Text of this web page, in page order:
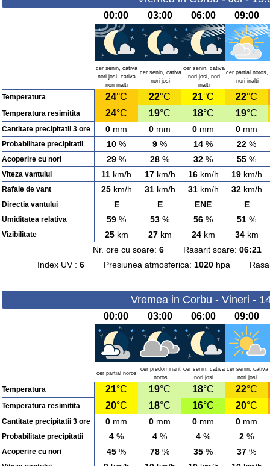
00:00 03:00 06:00 09:00
cer senin, cativa
nori josi, cativa
nori inalti
cer senin, cativa
nori josi
cer senin, cativa
nori josi, nori
inalti
cer partial noros,
nori inalti
Temperatura 24°C 22°C 21°C 22°C
Temperatura resimitita 24°C 19°C 18°C 19°C
Cantitate precipitatii 3 ore 0 mm 0 mm 0 mm 0 mm
Probabilitate precipitatii 10 % 9 % 14 % 22 %
Acoperire cu nori 29 % 28 % 32 % 55 %
Viteza vantului 11 km/h 17km/h 16km/h 19km/h
Rafale de vant 25km/h 31km/h 31km/h 32km/h
Directia vantului E E ENE E
Umiditatea relativa 59 % 53 % 56 % 51 %
Vizibilitate 25km 27km 24km 34km
Nr. ore cu soare: 6Rasarit soare: 06:21
Index UV : 6Presiunea atmosferica: 1020hpa
Vremea in Corbu - Vineri -
00:00 03:00 06:00 09:00
cer partial noros
cer predominant
noros
cer senin, cativa
nori josi
cer senin, cativa
nori josi
Temperatura 21°C 19°C 18°C 22°C
Temperatura resimitita 20°C 18°C 16°C 20°C
Cantitate precipitatii 3 ore 0 mm 0 mm 0 mm 0 mm
Probabilitate precipitatii 4 % 4 % 4 % 2 %
Acoperire cu nori 45 % 78 % 35 % 37 %